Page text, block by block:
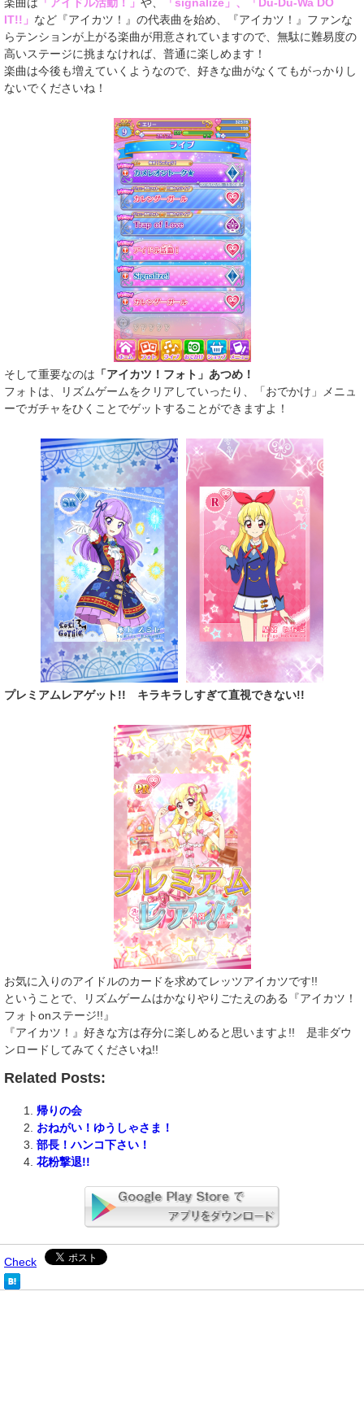
楽曲は 「アイドル活動！」 や、
「signalize」、「Du-Du-Wa DO
IT!!」 など『アイカツ！』の代表曲を始め、『アイカツ！』ファンな
らテンションが上がる楽曲が用意されていますので、無駄に難易度の
高いステージに挑まなければ、普通に楽しめます！
楽曲は今後も増えていくようなので、好きな曲がなくてもがっかりし
ないでくださいね！
そして重要なのは 「アイカツ！フォト」あつめ！
フォトは、リズムゲームをクリアしていったり、「おでかけ」メニュ
ーでガチャをひくことでゲットすることができますよ！
プレミアムレアゲット!! キラキラしすぎて直視できない!!
お気に入りのアイドルのカードを求めてレッツアイカツです!!
ということで、リズムゲームはかなりやりごたえのある『アイカツ！
フォトonステージ!!』
『アイカツ！』好きな方は存分に楽しめると思いますよ!! 是非ダウ
ンロードしてみてくださいね!!
Related Posts:
帰りの会
おねがい！ゆうしゃさま！
部長！ハンコ下さい！
花粉撃退!!
Check